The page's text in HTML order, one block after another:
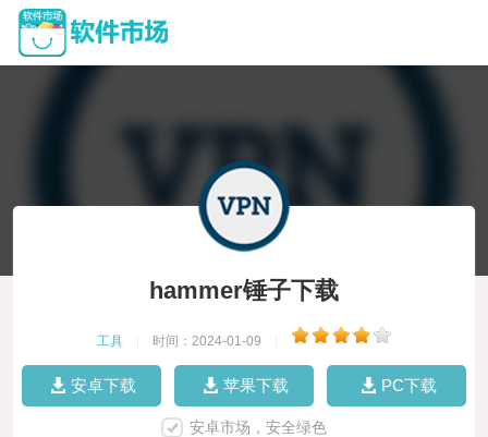
hammer锤子下载
工具 时间：2024-01-09
安卓下载 苹果下载 PC下载
安卓市场，安全绿色